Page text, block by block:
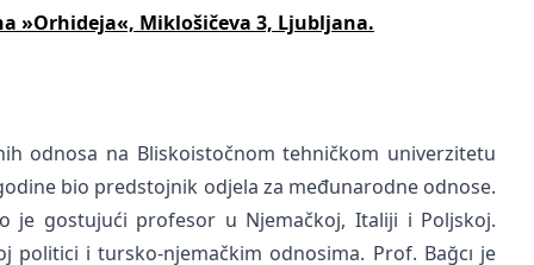
»Orhideja«, Miklošičeva 3, Ljubljana.
odnosa na Bliskoistočnom tehničkom univerzitetu
bio predstojnik odjela za međunarodne odnose.
je gostujući profesor u Njemačkoj, Italiji i Poljskoj.
i tursko-njemačkim odnosima. Prof. Bağcı je